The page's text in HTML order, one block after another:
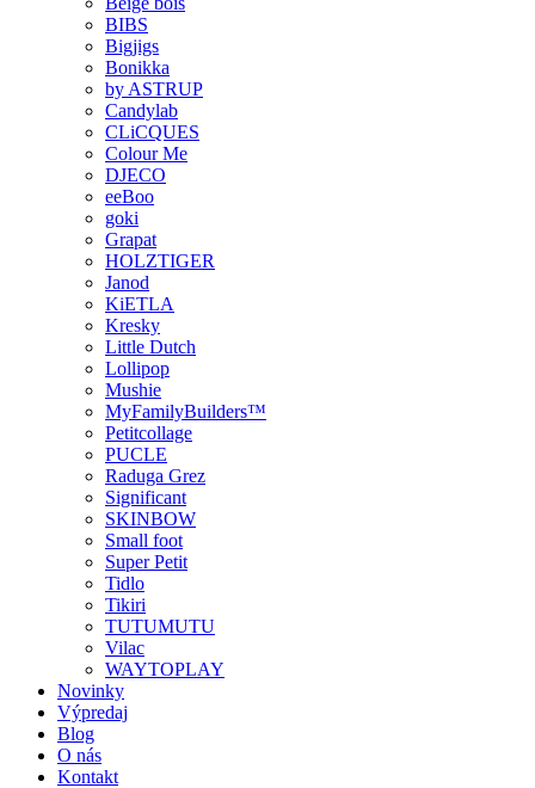
BIBS
Bigjigs
Bonikka
by ASTRUP
Candylab
CLiCQUES
Colour Me
DJECO
eeBoo
goki
Grapat
HOLZTIGER
Janod
KiETLA
Kresky
Little Dutch
Lollipop
Mushie
MyFamilyBuilders™
Petitcollage
PUCLE
Raduga Grez
Significant
SKINBOW
Small foot
Super Petit
Tidlo
Tikiri
TUTUMUTU
Vilac
WAYTOPLAY
Novinky
Výpredaj
Blog
O nás
Kontakt